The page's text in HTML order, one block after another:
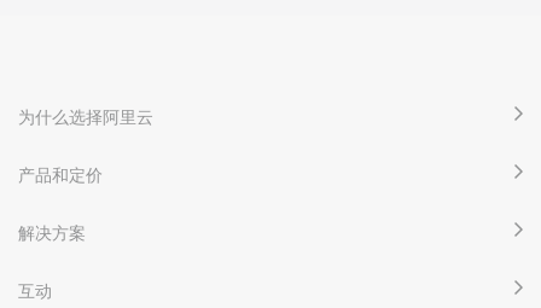
为什么选择阿里云
产品和定价
解决方案
互动